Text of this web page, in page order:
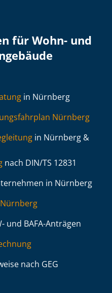
für Wohn- und
in Nürnberg
Nürnberg
in Nürnberg &
nach DIN/TS 12831
in Nürnberg
und BAFA-Anträgen
nach GEG